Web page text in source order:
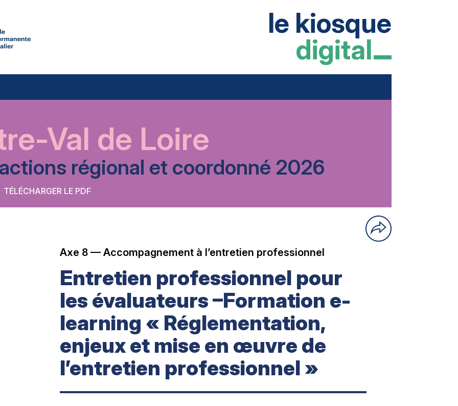
le kiosque
digital
Val de Loire
régional et coordonné 2026
TÉLÉCHARGER LE PDF
Axe 8 — Accompagnement à l’entretien professionnel
Entretien professionnel pour
les évaluateurs –Formation e-
learning « Réglementation,
enjeux et mise en œuvre de
l’entretien professionnel »